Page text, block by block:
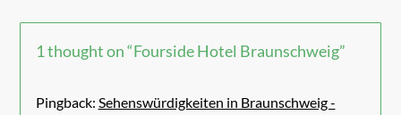
1 thought on “Fourside Hotel Braunschweig”
Pingback: Sehenswürdigkeiten in Braunschweig -